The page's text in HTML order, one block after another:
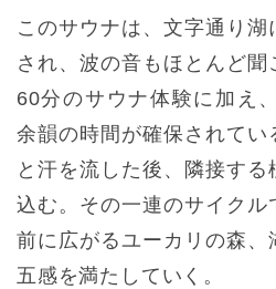
このサウナは、文字通り湖
され、波の音もほとんど聞
60分のサウナ体験に加え
余韻の時間が確保されてい
と汗を流した後、隣接す
込む。その一連のサイク
前に広がるユーカリの森、
五感を満たしていく。